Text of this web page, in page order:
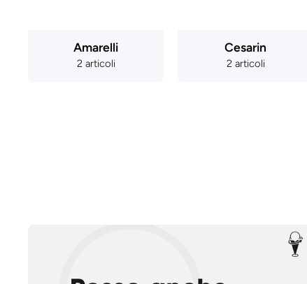
Amarelli
2 articoli
Cesarin
2 articoli